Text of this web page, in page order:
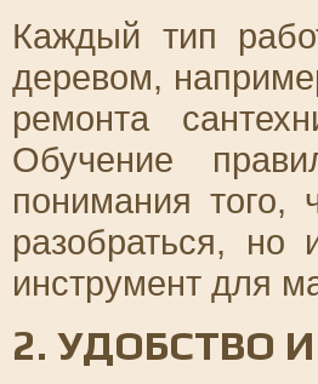
Каждый тип
деревом,
ремонта
Обучение
понимания того,
разобраться, но
инструмент для
2. УДОБСТВО